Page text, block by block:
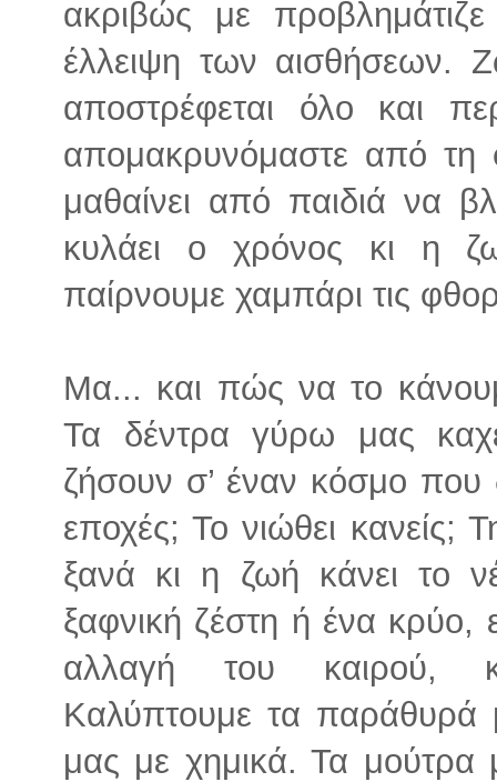
ακριβώς με
έλλειψη των αισθήσεων.
αποστρέφεται όλο και
απομακρυνόμαστε από τη
μαθαίνει από παιδιά να
κυλάει ο χρόνος κι η
παίρνουμε χαμπάρι τις
Μα... και πώς να το
Τα δέντρα γύρω μας
ζήσουν σ’ έναν κόσμο που
εποχές; Το νιώθει κανείς;
ξανά κι η ζωή κάνει το
ξαφνική ζέστη ή ένα κρύο,
αλλαγή του καιρού,
Καλύπτουμε τα παράθυρά
μας με χημικά. Τα μούτρα